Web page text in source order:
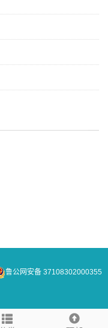
鲁公网安备 37108302000355